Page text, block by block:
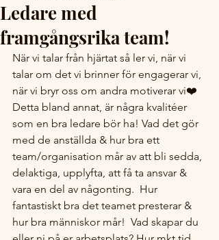
Ledare med
framgångsrika team!
När vi talar från hjärtat så ler vi, när vi
talar om det vi brinner för engagerar vi,
när vi bryr oss om andra motiverar vi❤️
Detta bland annat, är några kvalitéer
som en bra ledare bör ha! Vad det gör
med de anställda & hur bra ett
team/organisation mår av att bli sedda,
delaktiga, upplyfta, att få ta ansvar &
vara en del av någonting.  Hur
fantastiskt bra det teamet presterar &
hur bra människor mår!  Vad skapar du